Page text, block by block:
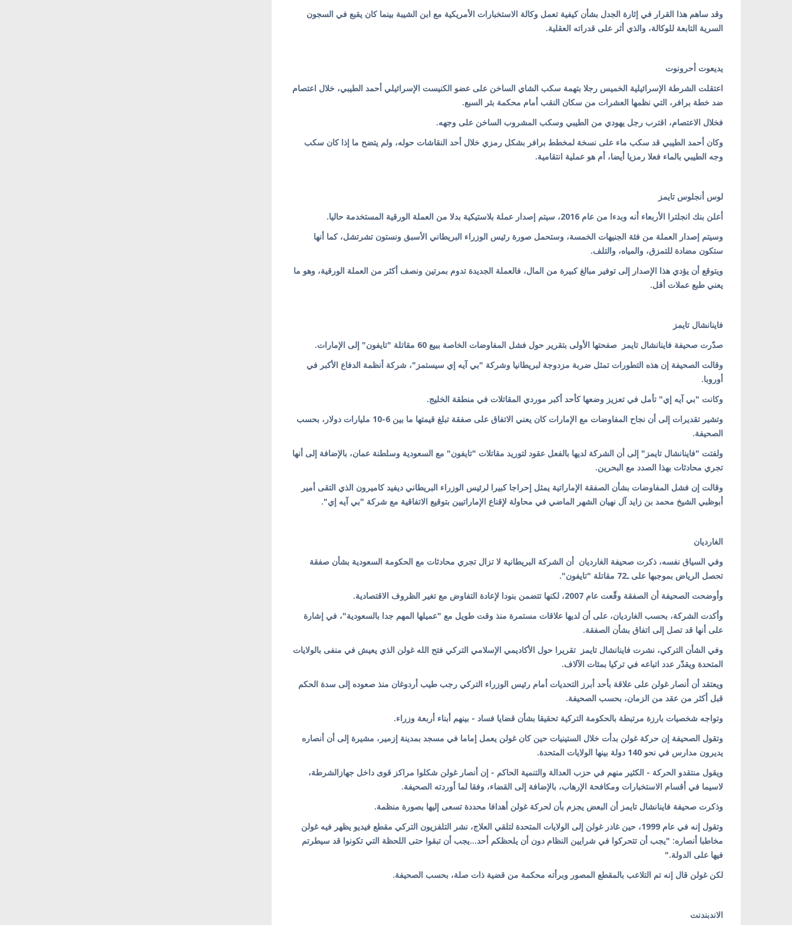
وقد ساهم هذا القرار في إثارة الجدل بشأن كيفية تعمل وكالة الاستخبارات الأمريكية مع ابن الشيبة بينما كان يقبع في السجون
السرية التابعة للوكالة، والذي أثر على قدراته العقلية.
يديعوت أحرونوت
اعتقلت الشرطة الإسرائيلية الخميس رجلا بتهمة سكب الشاي الساخن على عضو الكنيست الإسرائيلي أحمد الطيبي، خلال اعتصام
ضد خطة برافر، التي نظمها العشرات من سكان النقب أمام محكمة بئر السبع.
فخلال الاعتصام، اقترب رجل يهودي من الطيبي وسكب المشروب الساخن على وجهه.
وكان أحمد الطيبي قد سكب ماء على نسخة لمخطط برافر بشكل رمزي خلال أحد النقاشات حوله، ولم يتضح ما إذا كان سكب
وجه الطيبي بالماء فعلا رمزيا أيضا، أم هو عملية انتقامية.
لوس أنجلوس تايمز
أعلن بنك انجلترا الأربعاء أنه وبدءا من عام 2016، سيتم إصدار عملة بلاستيكية بدلا من العملة الورقية المستخدمة حاليا.
وسيتم إصدار العملة من فئة الجنيهات الخمسة، وستحمل صورة رئيس الوزراء البريطاني الأسبق ونستون تشرتشل، كما أنها
ستكون مضادة للتمزق، والمياه، والتلف.
ويتوقع أن يؤدي هذا الإصدار إلى توفير مبالغ كبيرة من المال، فالعملة الجديدة تدوم بمرتين ونصف أكثر من العملة الورقية، وهو ما
يعني طبع عملات أقل.
فاينانشال تايمز
صدّرت صحيفة فاينانشال تايمز صفحتها الأولى بتقرير حول فشل المفاوضات الخاصة ببيع 60 مقاتلة "تايفون" إلى الإمارات.
وقالت الصحيفة إن هذه التطورات تمثل ضربة مزدوجة لبريطانيا وشركة "بي آيه إي سيستمز"، شركة أنظمة الدفاع الأكبر في
أوروبا.
وكانت "بي آيه إي" تأمل في تعزيز وضعها كأحد أكبر موردي المقاتلات في منطقة الخليج.
وتشير تقديرات إلى أن نجاح المفاوضات مع الإمارات كان يعني الاتفاق على صفقة تبلغ قيمتها ما بين 6-10 مليارات دولار، بحسب
الصحيفة.
ولفتت "فاينانشال تايمز" إلى أن الشركة لديها بالفعل عقود لتوريد مقاتلات "تايفون" مع السعودية وسلطنة عمان، بالإضافة إلى أنها
تجري محادثات بهذا الصدد مع البحرين.
وقالت إن فشل المفاوضات بشأن الصفقة الإماراتية يمثل إحراجا كبيرا لرئيس الوزراء البريطاني ديفيد كاميرون الذي التقى أمير
أبوظبي الشيخ محمد بن زايد آل نهيان الشهر الماضي في محاولة لإقناع الإماراتيين بتوقيع الاتفاقية مع شركة "بي آيه إي".
الغارديان
وفي السياق نفسه، ذكرت صحيفة الغارديان أن الشركة البريطانية لا تزال تجري محادثات مع الحكومة السعودية بشأن صفقة
تحصل الرياض بموجبها على ـ72 مقاتلة "تايفون".
وأوضحت الصحيفة أن الصفقة وقّعت عام 2007، لكنها تتضمن بنودا لإعادة التفاوض مع تغير الظروف الاقتصادية.
وأكدت الشركة، بحسب الغارديان، على أن لديها علاقات مستمرة منذ وقت طويل مع "عميلها المهم جدا بالسعودية"، في إشارة
على أنها قد تصل إلى اتفاق بشأن الصفقة.
وفي الشأن التركي، نشرت فاينانشال تايمز تقريرا حول الأكاديمي الإسلامي التركي فتح الله غولن الذي يعيش في منفى بالولايات
المتحدة ويقدّر عدد اتباعه في تركيا بمئات الآلاف.
ويعتقد أن أنصار غولن على علاقة بأحد أبرز التحديات أمام رئيس الوزراء التركي رجب طيب أردوغان منذ صعوده إلى سدة الحكم
قبل أكثر من عقد من الزمان، بحسب الصحيفة.
وتواجه شخصيات بارزة مرتبطة بالحكومة التركية تحقيقا بشأن قضايا فساد - بينهم أبناء أربعة وزراء.
وتقول الصحيفة إن حركة غولن بدأت خلال الستينيات حين كان غولن يعمل إماما في مسجد بمدينة إزمير، مشيرة إلى أن أنصاره
يديرون مدارس في نحو 140 دولة بينها الولايات المتحدة.
ويقول منتقدو الحركة - الكثير منهم في حزب العدالة والتنمية الحاكم - إن أنصار غولن شكلوا مراكز قوى داخل جهازالشرطة،
لاسيما في أقسام الاستخبارات ومكافحة الإرهاب، بالإضافة إلى القضاء، وفقا لما أوردته الصحيفة.
وذكرت صحيفة فاينانشال تايمز أن البعض يجزم بأن لحركة غولن أهدافا محددة تسعى إليها بصورة منظمة.
وتقول إنه في عام 1999، حين غادر غولن إلى الولايات المتحدة لتلقي العلاج، نشر التلفزيون التركي مقطع فيديو يظهر فيه غولن
مخاطبا أنصاره: "يجب أن تتحركوا في شرايين النظام دون أن يلحظكم أحد...يجب أن تبقوا حتى اللحظة التي تكونوا قد سيطرتم
فيها على الدولة."
لكن غولن قال إنه تم التلاعب بالمقطع المصور وبرأته محكمة من قضية ذات صلة، بحسب الصحيفة.
الاندبندنت